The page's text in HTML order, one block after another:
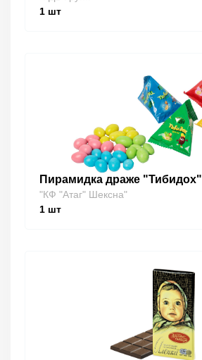
1 шт
Пирамидка драже "Тибидох"
"КФ "Атаг" Шексна"
1 шт